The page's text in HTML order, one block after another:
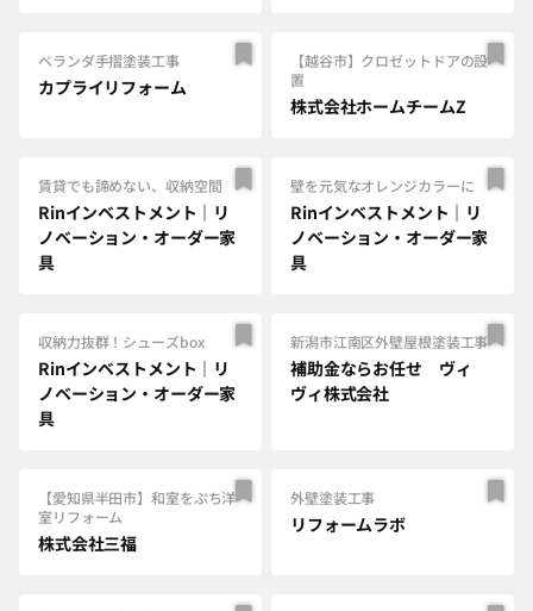
ベランダ手摺塗装工事
カプライリフォーム
【越谷市】クロゼットドアの設
置
株式会社ホームチームZ
賃貸でも諦めない、収納空間
Rinインベストメント｜リ
ノベーション・オーダー家
具
壁を元気なオレンジカラーに
Rinインベストメント｜リ
ノベーション・オーダー家
具
収納力抜群！シューズbox
Rinインベストメント｜リ
ノベーション・オーダー家
具
新潟市江南区外壁屋根塗装工事
補助金ならお任せ ヴィ
ヴィ株式会社
【愛知県半田市】和室をぷち洋
室リフォーム
株式会社三福
外壁塗装工事
リフォームラボ